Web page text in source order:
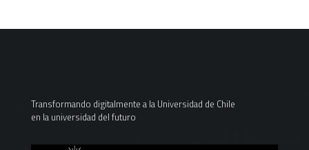
Transformando digitalmente a la Universidad de Chile
en la universidad del futuro